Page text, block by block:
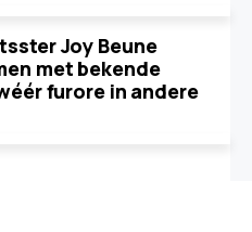
Joy Beune
met bekende
furore in andere